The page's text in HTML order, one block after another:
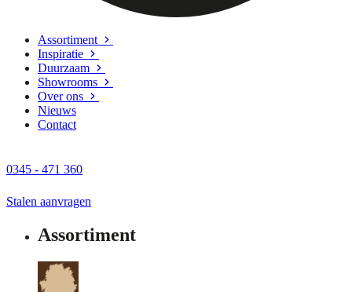
Assortiment
Inspiratie
Duurzaam
Showrooms
Over ons
Nieuws
Contact
0345 - 471 360
Stalen aanvragen
Assortiment